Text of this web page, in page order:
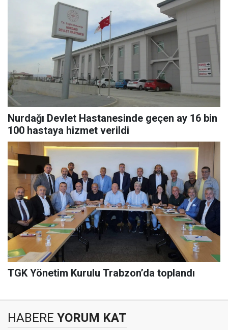
Nurdağı Devlet Hastanesinde geçen ay 16 bin
100 hastaya hizmet verildi
TGK Yönetim Kurulu Trabzon’da toplandı
HABERE YORUM KAT